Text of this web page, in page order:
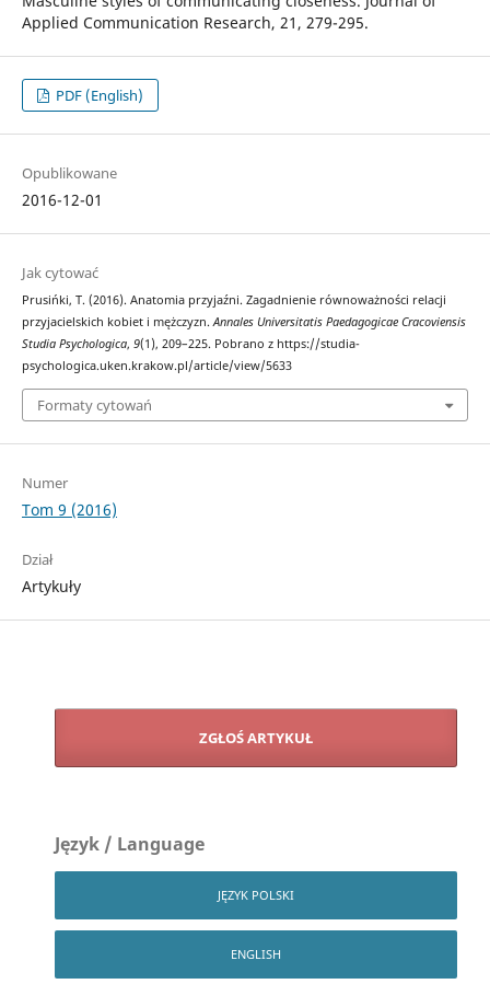
Applied Communication Research, 21, 279-295.
PDF (English)
Opublikowane
2016-12-01
Jak cytować
Prusińki, T. (2016). Anatomia przyjaźni. Zagadnienie równoważności relacji
przyjacielskich kobiet i mężczyzn.Annales Universitatis Paedagogicae Cracoviensis
Studia Psychologica, 9(1), 209–225. Pobrano z https://studia-
psychologica.uken.krakow.pl/article/view/5633
Formaty cytowań
Numer
Tom 9 (2016)
Dział
Artykuły
ZGŁOŚ ARTYKUŁ
Język / Language
JĘZYK POLSKI
ENGLISH